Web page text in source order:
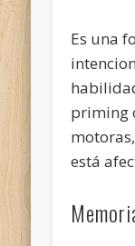
Es una
priming
está